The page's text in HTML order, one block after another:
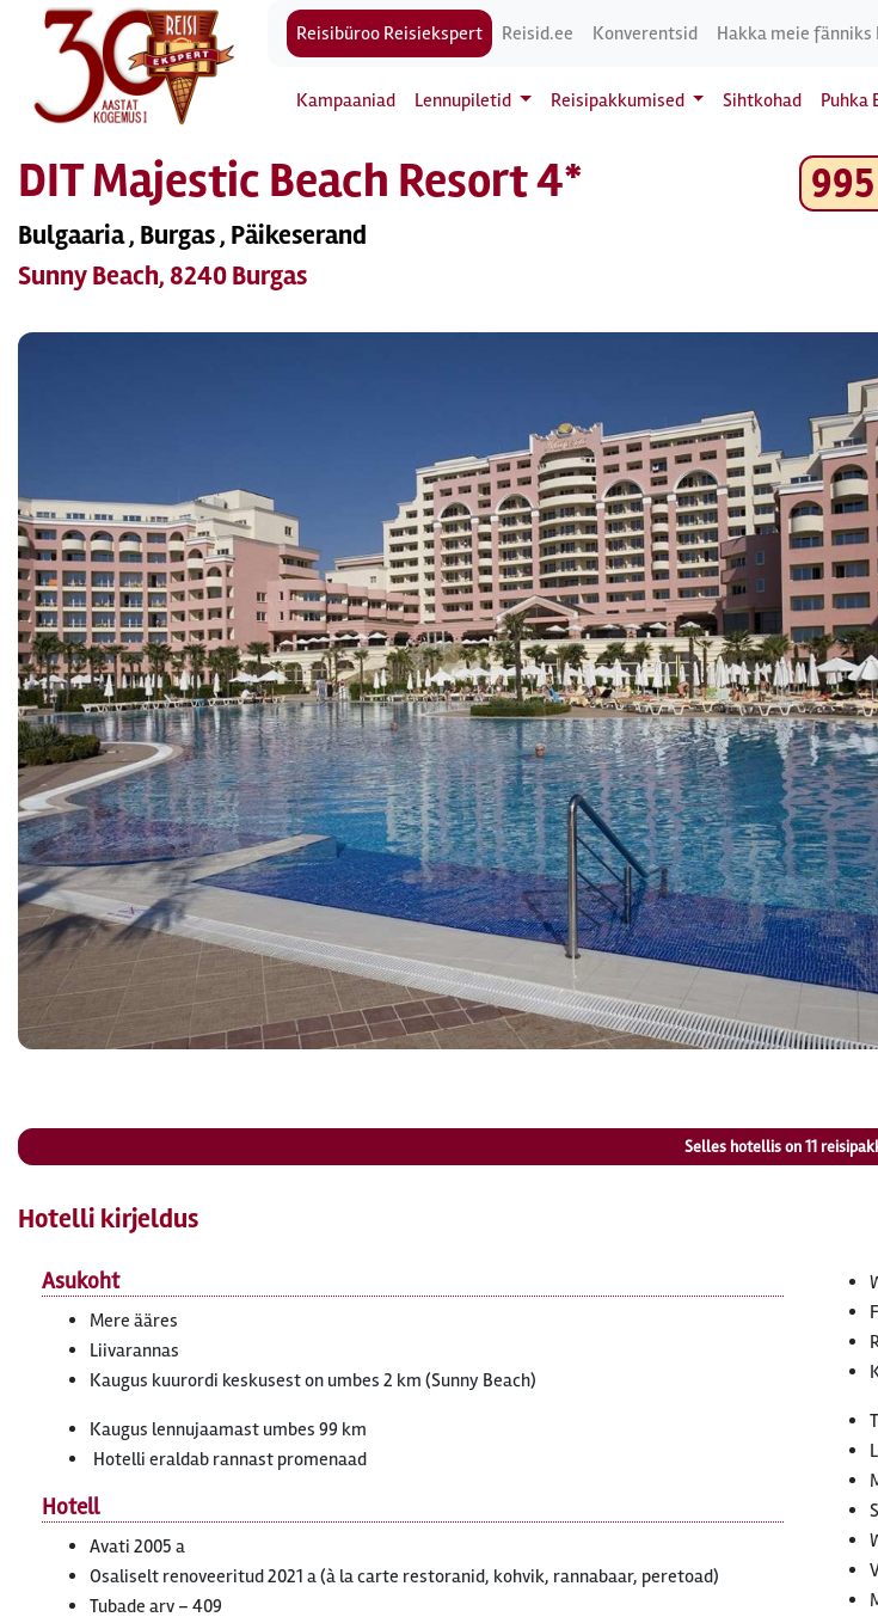
Reisibüroo Reisiekspert Reisid.ee Konverentsid Hakka meie fänniks
Kampaaniad Lennupiletid Reisipakkumised Sihtkohad Puhka
DIT Majestic Beach Resort 4*
Bulgaaria , Burgas , Päikeserand
Sunny Beach, 8240 Burgas
Selles hotellis on11
Hotelli kirjeldus
Asukoht
Mere ääres
Liivarannas
Kaugus kuurordi keskusest on umbes 2 km (Sunny Beach)
Kaugus lennujaamast umbes 99 km
Hotelli eraldab rannast promenaad
Hotell
Avati 2005 a
Osaliselt renoveeritud 2021 a (à la carte restoranid, kohvik, rannabaar, peretoad)
Tubade arv – 409